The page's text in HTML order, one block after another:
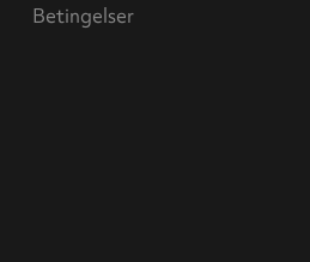
Betingelser